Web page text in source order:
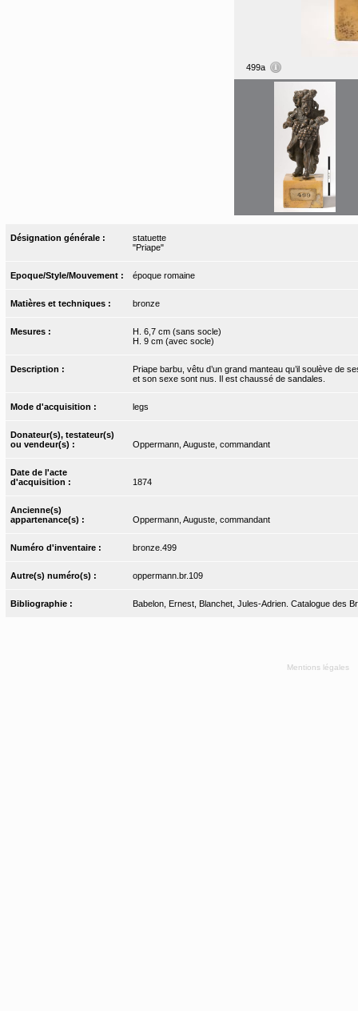
499a
Désignation générale :
statuette
"Priape"
Epoque/Style/Mouvement : époque romaine
Matières et techniques : bronze
Mesures :
H. 6,7 cm (sans socle)
H. 9 cm (avec socle)
Description :
Priape barbu, vêtu d’un grand manteau qu’il soulève de
et son sexe sont nus. Il est chaussé de sandales.
Mode d'acquisition : legs
Donateur(s), testateur(s)
ou vendeur(s) :
Oppermann, Auguste, commandant
Date de l'acte
d'acquisition :
1874
Ancienne(s)
appartenance(s) :
Oppermann, Auguste, commandant
Numéro d'inventaire : bronze.499
Autre(s) numéro(s) : oppermann.br.109
Bibliographie : Babelon, Ernest, Blanchet, Jules-Adrien. Catalogue des
Mentions légales